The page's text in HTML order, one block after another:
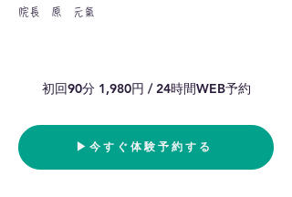
院長 原 元氣
初回90分 1,980円 / 24時間WEB予約
▶︎今すぐ体験予約する